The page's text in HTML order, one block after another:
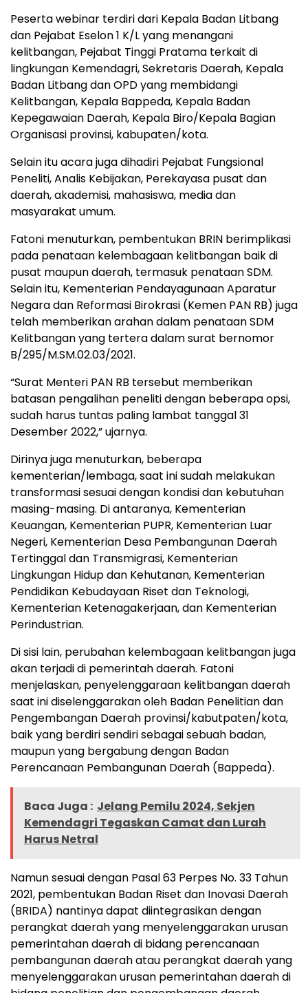
Peserta webinar terdiri dari Kepala Badan Litbang
dan Pejabat Eselon 1 K/L yang menangani
kelitbangan, Pejabat Tinggi Pratama terkait di
lingkungan Kemendagri, Sekretaris Daerah, Kepala
Badan Litbang dan OPD yang membidangi
Kelitbangan, Kepala Bappeda, Kepala Badan
Kepegawaian Daerah, Kepala Biro/Kepala Bagian
Organisasi provinsi, kabupaten/kota.
Selain itu acara juga dihadiri Pejabat Fungsional
Peneliti, Analis Kebijakan, Perekayasa pusat dan
daerah, akademisi, mahasiswa, media dan
masyarakat umum.
Fatoni menuturkan, pembentukan BRIN berimplikasi
pada penataan kelembagaan kelitbangan baik di
pusat maupun daerah, termasuk penataan SDM.
Selain itu, Kementerian Pendayagunaan Aparatur
Negara dan Reformasi Birokrasi (Kemen PAN RB) juga
telah memberikan arahan dalam penataan SDM
Kelitbangan yang tertera dalam surat bernomor
B/295/M.SM.02.03/2021.
“Surat Menteri PAN RB tersebut memberikan
batasan pengalihan peneliti dengan beberapa opsi,
sudah harus tuntas paling lambat tanggal 31
Desember 2022,” ujarnya.
Dirinya juga menuturkan, beberapa
kementerian/lembaga, saat ini sudah melakukan
transformasi sesuai dengan kondisi dan kebutuhan
masing-masing. Di antaranya, Kementerian
Keuangan, Kementerian PUPR, Kementerian Luar
Negeri, Kementerian Desa Pembangunan Daerah
Tertinggal dan Transmigrasi, Kementerian
Lingkungan Hidup dan Kehutanan, Kementerian
Pendidikan Kebudayaan Riset dan Teknologi,
Kementerian Ketenagakerjaan, dan Kementerian
Perindustrian.
Di sisi lain, perubahan kelembagaan kelitbangan juga
akan terjadi di pemerintah daerah. Fatoni
menjelaskan, penyelenggaraan kelitbangan daerah
saat ini diselenggarakan oleh Badan Penelitian dan
Pengembangan Daerah provinsi/kabutpaten/kota,
baik yang berdiri sendiri sebagai sebuah badan,
maupun yang bergabung dengan Badan
Perencanaan Pembangunan Daerah (Bappeda).
Baca Juga : Jelang Pemilu 2024, Sekjen
Kemendagri Tegaskan Camat dan Lurah
Harus Netral
Namun sesuai dengan Pasal 63 Perpes No. 33 Tahun
2021, pembentukan Badan Riset dan Inovasi Daerah
(BRIDA) nantinya dapat diintegrasikan dengan
perangkat daerah yang menyelenggarakan urusan
pemerintahan daerah di bidang perencanaan
pembangunan daerah atau perangkat daerah yang
menyelenggarakan urusan pemerintahan daerah di